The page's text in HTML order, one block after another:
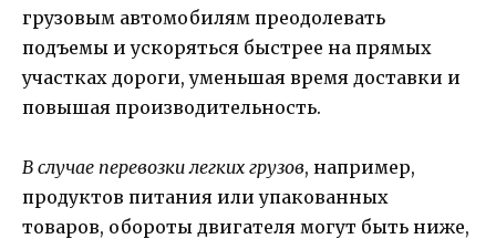
грузовым автомобилям преодолевать
подъемы и ускоряться быстрее на прямых
участках дороги, уменьшая время доставки и
повышая производительность.
В случае перевозки легких грузов, например,
продуктов питания или упакованных
товаров, обороты двигателя могут быть ниже,